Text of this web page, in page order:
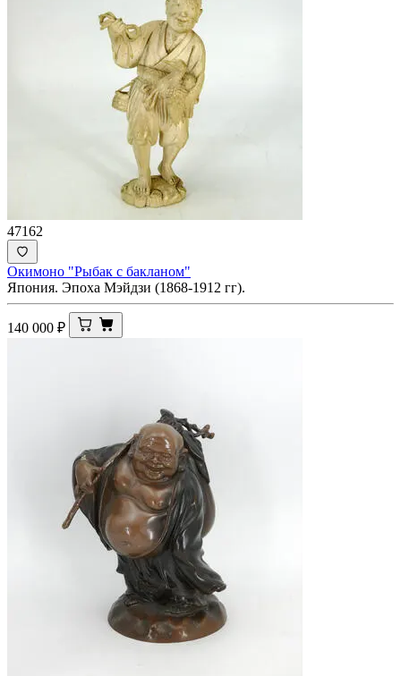
47162
Окимоно "Рыбак с бакланом"
Япония. Эпоха Мэйдзи (1868-1912 гг).
140 000 ₽